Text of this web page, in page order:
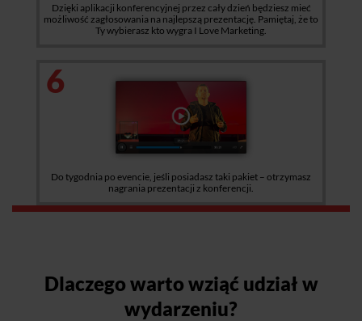
Dzięki aplikacji konferencyjnej przez cały dzień będziesz mieć
możliwość zagłosowania na najlepszą prezentację. Pamiętaj, że to
Ty wybierasz kto wygra I Love Marketing.
6
Do tygodnia po evencie, jeśli posiadasz taki pakiet – otrzymasz
nagrania prezentacji z konferencji.
Dlaczego warto wziąć udział w
wydarzeniu?